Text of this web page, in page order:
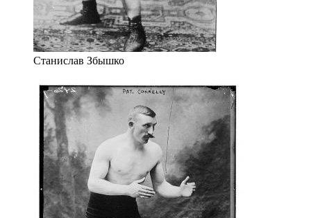
Станислав Збышко